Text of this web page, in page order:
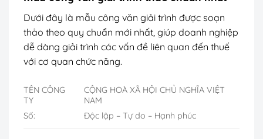
Dưới đây là mẫu công văn giải trình được soạn
thảo theo quy chuẩn mới nhất, giúp doanh nghiệp
dễ dàng giải trình các vấn đề liên quan đến thuế
với cơ quan chức năng.
TÊN CÔNG
TY
Số:
CỘNG HOÀ XÃ HỘI CHỦ NGHĨA VIỆT
NAM
Độc lập – Tự do – Hạnh phúc